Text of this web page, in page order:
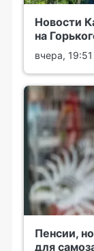
Новости
на
вчера, 19:51
Пенсии,
для